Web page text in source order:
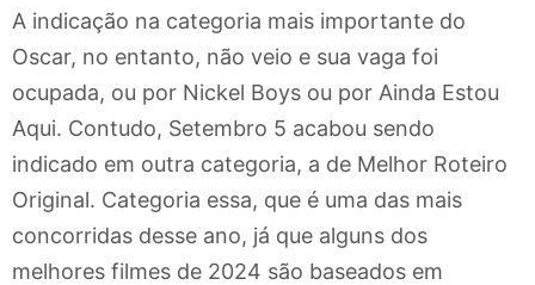
A indicação na categoria mais importante do
Oscar, no entanto, não veio e sua vaga foi
ocupada, ou por Nickel Boys ou por Ainda Estou
Aqui. Contudo, Setembro 5 acabou sendo
indicado em outra categoria, a de Melhor Roteiro
Original. Categoria essa, que é uma das mais
concorridas desse ano, já que alguns dos
melhores filmes de 2024 são baseados em